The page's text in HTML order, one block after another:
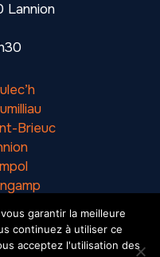
Brieuc
Lannion
garantir la meilleure
continuez à utiliser ce
acceptez l'utilisation des